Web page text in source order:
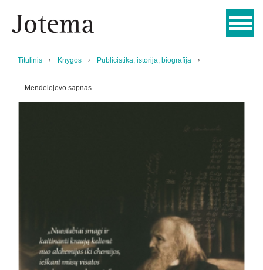
Titulinis Knygos Publicistika, istorija, biografija
Mendelejevo sapnas